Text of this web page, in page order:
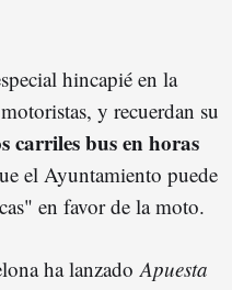
hincapié en la
y recuerdan su
carriles bus en horas
el Ayuntamiento puede
en favor de la moto.
ha lanzado Apuesta